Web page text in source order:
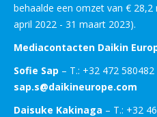
behaalde een omzet van €
april 2022 - 31 maart 2023).
Mediacontacten Daikin
Sofie Sap – T.: +32 472 580482
sap.s@daikineurope.com
Daisuke Kakinaga – T.: +32